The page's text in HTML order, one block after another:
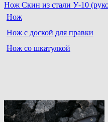
Нож Скин из стали У-10
Нож
Нож с доской для правки
Нож со шкатулкой